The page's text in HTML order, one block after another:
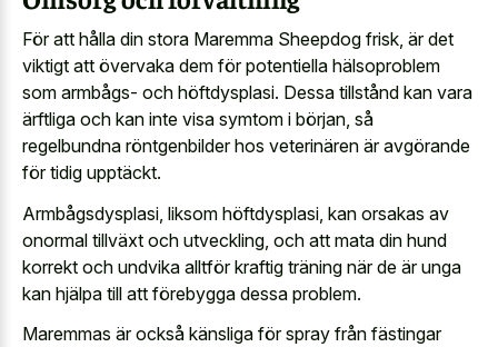
För att hålla din stora Maremma Sheepdog frisk, är det
viktigt att övervaka dem för potentiella hälsoproblem
som armbågs- och höftdysplasi. Dessa tillstånd kan vara
ärftliga och kan inte visa symtom i början, så
regelbundna röntgenbilder hos veterinären är avgörande
för tidig upptäckt.
Armbågsdysplasi, liksom höftdysplasi, kan orsakas av
onormal tillväxt och utveckling, och att mata din hund
korrekt och undvika alltför kraftig träning när de är unga
kan hjälpa till att förebygga dessa problem.
Maremmas är också känsliga för spray från fästingar